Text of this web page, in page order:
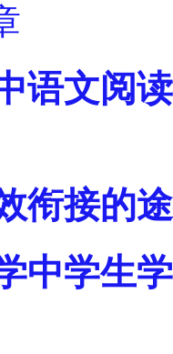
语文阅
衔接的
中学生